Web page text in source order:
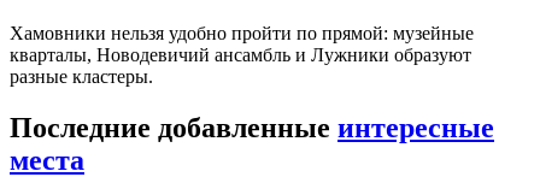
Хамовники нельзя удобно пройти по прямой: музейные
кварталы, Новодевичий ансамбль и Лужники образуют
разные кластеры.
Последние добавленные интересные
места